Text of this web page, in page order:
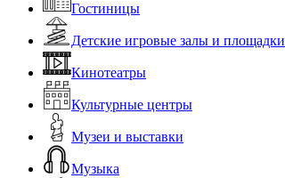
Гостиницы
Детские игровые залы и площадки
Кинотеатры
Культурные центры
Музеи и выставки
Музыка